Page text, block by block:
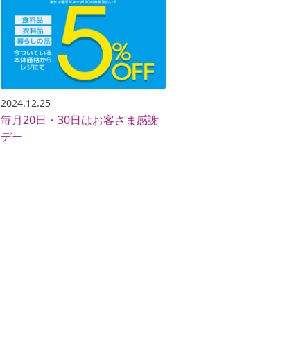
2024.12.25
毎月20日・30日はお客さま感謝
デー